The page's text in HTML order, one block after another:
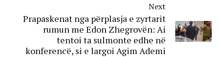
Next
Prapaskenat nga përplasja e zyrtarit
rumun me Edon Zhegrovën: Ai
tentoi ta sulmonte edhe në
konferencë, si e largoi Agim Ademi